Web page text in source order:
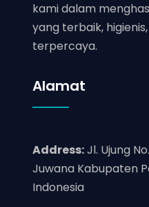
kami dalam
yang terbaik,
terpercaya.
Alamat
Address:Jl. Ujung
Juwana Kabupaten
Indonesia